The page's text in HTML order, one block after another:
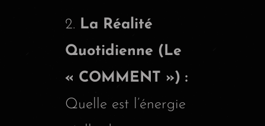
La Réalité
Quotidienne (Le
« COMMENT ») :
Quelle est l’énergie